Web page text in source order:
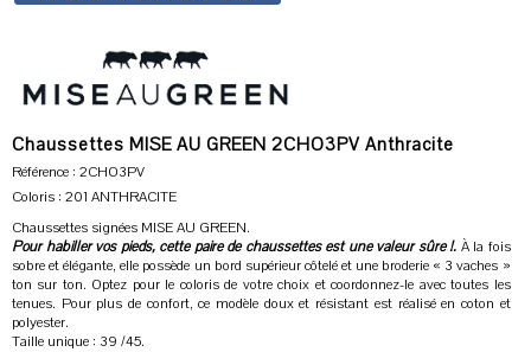
Chaussettes MISE AU GREEN 2CHO3PV Anthracite
Référence : 2CHO3PV
Coloris : 201 ANTHRACITE
Chaussettes signées MISE AU GREEN.
Pour habiller vos pieds, cette paire de chaussettes est une valeur sûre !. À la fois
sobre et élégante, elle possède un bord supérieur côtelé et une broderie « 3 vaches »
ton sur ton. Optez pour le coloris de votre choix et coordonnez-le avec toutes les
tenues. Pour plus de confort, ce modèle doux et résistant est réalisé en coton et
polyester.
Taille unique : 39 /45.